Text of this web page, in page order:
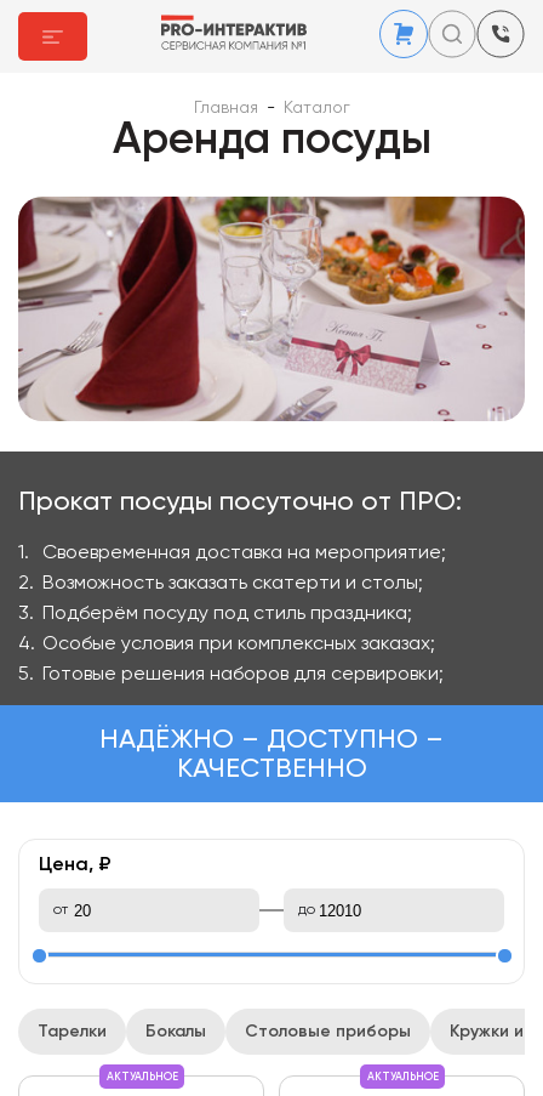
Главная - Каталог
Аренда посуды
Прокат посуды посуточно от ПРО:
Своевременная доставка на мероприятие;
Возможность заказать скатерти и столы;
Подберём посуду под стиль праздника;
Особые условия при комплексных заказах;
Готовые решения наборов для сервировки;
НАДЁЖНО – ДОСТУПНО –
КАЧЕСТВЕННО
Цена, ₽
от до
Тарелки Бокалы Столовые приборы Кружки и
АКТУАЛЬНОЕ АКТУАЛЬНОЕ